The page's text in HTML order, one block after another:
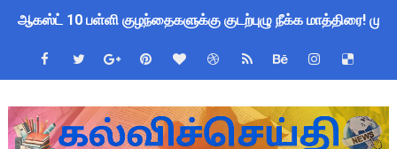
ஆகஸ்ட் 10 பள்ளி குழந்தைகளுக்கு குடற்புழு நீக்க மாத்திரை!
Census 2027 Tamil Nadu: சென்னை மாநகராட்சி
தமிழகப் பள்ளிகளுக்கு முக்கிய அறிவிப்பு: ஆகஸ்ட் 10 தேசிய